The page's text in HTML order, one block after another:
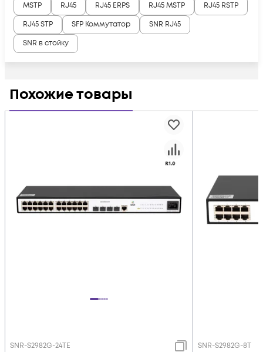
MSTP
RJ45 RJ45 ERPS RJ45 MSTP
RJ45 RSTP
RJ45 STP
SFP Коммутатор
SNR RJ45
SNR в стойку
Похожие товары
SNR-S2982G-24TE SNR-S2982G-8T